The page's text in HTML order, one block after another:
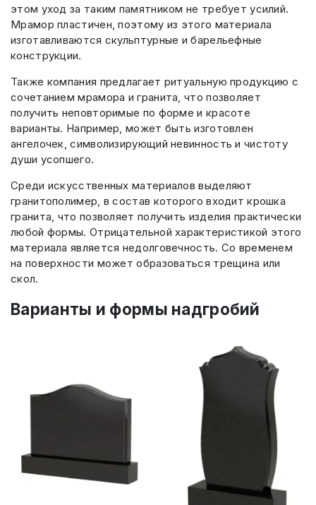
этом уход за таким памятником не требует усилий.
Мрамор пластичен, поэтому из этого материала
изготавливаются скульптурные и барельефные
конструкции.
Также компания предлагает ритуальную продукцию с
сочетанием мрамора и гранита, что позволяет
получить неповторимые по форме и красоте
варианты. Например, может быть изготовлен
ангелочек, символизирующий невинность и чистоту
души усопшего.
Среди искусственных материалов выделяют
гранитополимер, в состав которого входит крошка
гранита, что позволяет получить изделия практически
любой формы. Отрицательной характеристикой этого
материала является недолговечность. Со временем
на поверхности может образоваться трещина или
скол.
Варианты и формы надгробий